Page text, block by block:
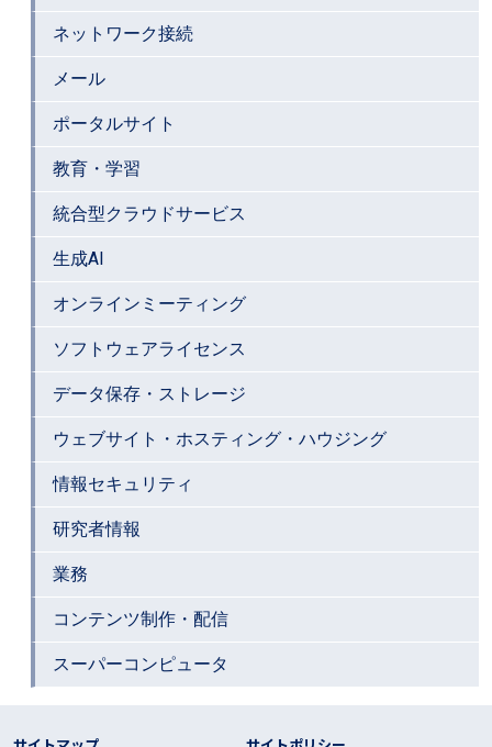
ネットワーク接続
メール
ポータルサイト
教育・学習
統合型クラウドサービス
生成AI
オンラインミーティング
ソフトウェアライセンス
データ保存・ストレージ
ウェブサイト・ホスティング・ハウジング
情報セキュリティ
研究者情報
業務
コンテンツ制作・配信
スーパーコンピュータ